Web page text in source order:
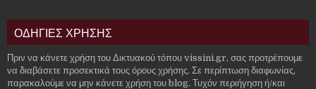
ΟΔΗΓΙΕΣ ΧΡΗΣΗΣ
Πριν να κάνετε χρήση του Δικτυακού τόπου vissini.gr, σας προτρέπουμε
να διαβάσετε προσεκτικά τους όρους χρήσης. Σε περίπτωση διαφωνίας,
παρακαλούμε να μην κάνετε χρήση του blog. Τυχόν περιήγηση ή/και